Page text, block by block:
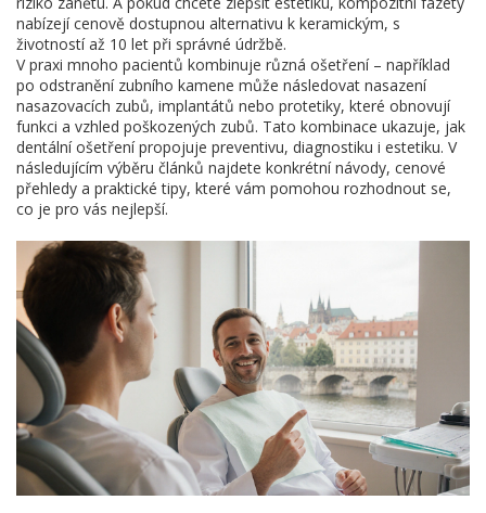
nabízejí cenově dostupnou alternativu k keramickým, s
životností až 10 let při správné údržbě.
V praxi mnoho pacientů kombinuje různá ošetření – například
po odstranění zubního kamene může následovat nasazení
nasazovacích zubů, implantátů nebo protetiky, které obnovují
funkci a vzhled poškozených zubů. Tato kombinace ukazuje, jak
dentální ošetření propojuje preventivu, diagnostiku i estetiku. V
následujícím výběru článků najdete konkrétní návody, cenové
přehledy a praktické tipy, které vám pomohou rozhodnout se,
co je pro vás nejlepší.